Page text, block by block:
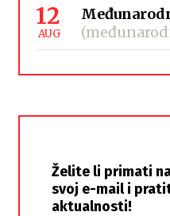
12
AUG
Želite li primati
svoj e-mail i
aktualnosti!